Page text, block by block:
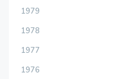
1979
1978
1977
1976